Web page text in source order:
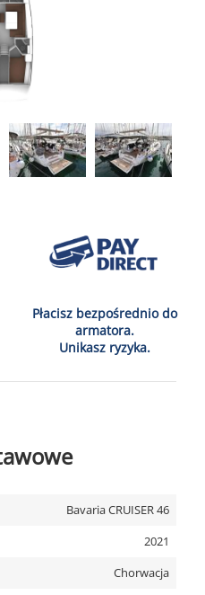
Płacisz bezpośrednio do
armatora.
Unikasz ryzyka.
Bavaria CRUISER 46
2021
Chorwacja